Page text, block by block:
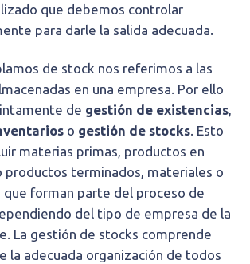
que debemos controlar
para darle la salida adecuada.
de stock nos referimos a las
en una empresa. Por ello
de gestión de existencias,
o gestión de stocks. Esto
materias primas, productos en
productos terminados, materiales o
que forman parte del proceso de
del tipo de empresa de la
La gestión de stocks comprende
la adecuada organización de todos